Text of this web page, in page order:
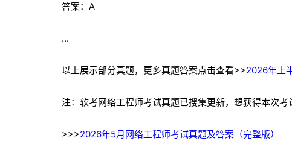
答案：A
...
以上展示部分真题，更多真题答案点击查看>>2026年上
注：软考网络工程师考试真题已搜集更新，想获得本次
>>>2026年5月网络工程师考试真题及答案（完整版）